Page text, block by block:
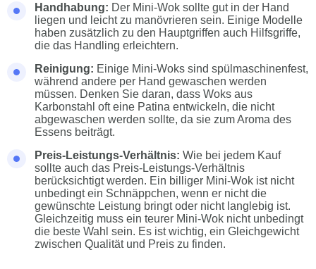
Handhabung: Der Mini-Wok sollte gut in der Hand
liegen und leicht zu manövrieren sein. Einige Modelle
haben zusätzlich zu den Hauptgriffen auch Hilfsgriffe,
die das Handling erleichtern.
Reinigung: Einige Mini-Woks sind spülmaschinenfest,
während andere per Hand gewaschen werden
müssen. Denken Sie daran, dass Woks aus
Karbonstahl oft eine Patina entwickeln, die nicht
abgewaschen werden sollte, da sie zum Aroma des
Essens beiträgt.
Preis-Leistungs-Verhältnis: Wie bei jedem Kauf
sollte auch das Preis-Leistungs-Verhältnis
berücksichtigt werden. Ein billiger Mini-Wok ist nicht
unbedingt ein Schnäppchen, wenn er nicht die
gewünschte Leistung bringt oder nicht langlebig ist.
Gleichzeitig muss ein teurer Mini-Wok nicht unbedingt
die beste Wahl sein. Es ist wichtig, ein Gleichgewicht
zwischen Qualität und Preis zu finden.